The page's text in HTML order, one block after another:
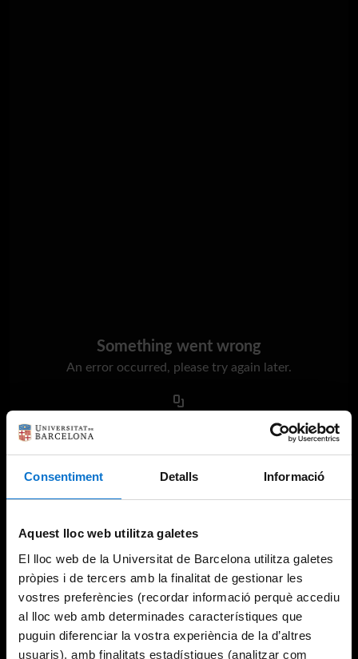
Consentiment Detalls Informació
Aquest lloc web utilitza galetes
El lloc web de la Universitat de Barcelona utilitza galetes
pròpies i de tercers amb la finalitat de gestionar les
vostres preferències (recordar informació perquè accediu
al lloc web amb determinades característiques que
puguin diferenciar la vostra experiència de la d’altres
usuaris), amb finalitats estadístiques (analitzar com
Something went wrong
An error occurred, please try again later.